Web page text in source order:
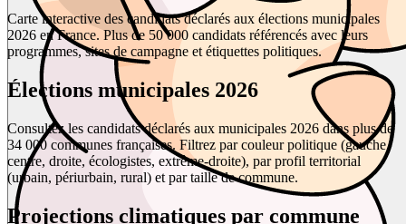
Carte interactive des candidats déclarés aux élections municipales
2026 en France. Plus de 50 000 candidats référencés avec leurs
programmes, sites de campagne et étiquettes politiques.
Élections municipales 2026
Consultez les candidats déclarés aux municipales 2026 dans plus de
34 000 communes françaises. Filtrez par couleur politique (gauche,
centre, droite, écologistes, extrême-droite), par profil territorial
(urbain, périurbain, rural) et par taille de commune.
Projections climatiques par commune